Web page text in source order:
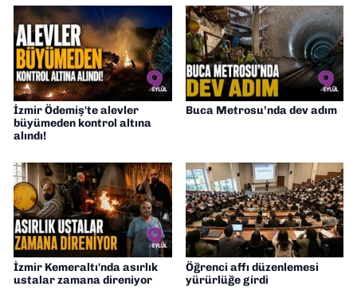
İzmir Ödemiş'te alevler
büyümeden kontrol altına
alındı!
Buca Metrosu’nda dev adım
İzmir Kemeraltı'nda asırlık
ustalar zamana direniyor
Öğrenci affı düzenlemesi
yürürlüğe girdi